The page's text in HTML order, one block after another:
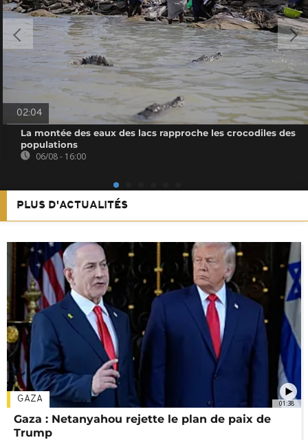
02:04
La montée des eaux des lacs rapproche les crocodiles des
populations
06/08 - 16:00
PLUS D'ACTUALITÉS
01:38
GAZA
Gaza : Netanyahou rejette le plan de paix de
Trump